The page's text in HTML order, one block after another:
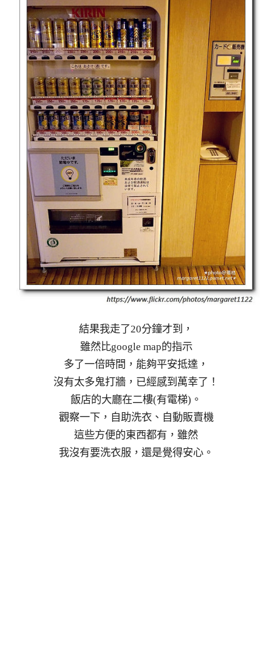
結果我走了20分鐘才到，
雖然比google map的指示
多了一倍時間，能夠平安抵達，
沒有太多鬼打牆，已經感到萬幸了！
飯店的大廳在二樓(有電梯)。
觀察一下，自助洗衣、自動販賣機
這些方便的東西都有，雖然
我沒有要洗衣服，還是覺得安心。